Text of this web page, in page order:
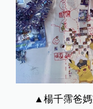
▲楊千霈爸媽